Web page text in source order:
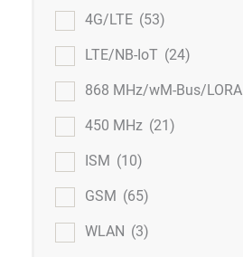
4G/LTE (53)
LTE/NB-IoT (24)
868 MHz/wM-Bus/LORA
450 MHz (21)
ISM (10)
GSM (65)
WLAN (3)